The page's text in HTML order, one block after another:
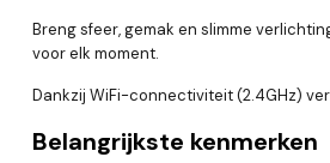
Breng sfeer, gemak en slimme
voor elk moment.
Dankzij WiFi-connectiviteit (2.4GHz)
Belangrijkste kenmerken